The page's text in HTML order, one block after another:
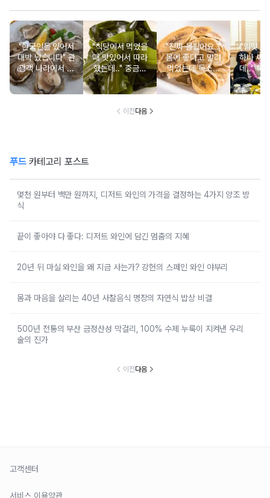
"한국인들 있어서
대박 났습니다" 관
광객 나라에서 남
녀노소 보양식처
럼 먹는 음식
"식당에서 먹었을
때 맛있어서 따라
했는데.." 중금속
싹 다 빠질 줄 몰
랐어요
"진짜 몰랐어요.."
몸에 좋다고 말려
먹었는데 독소를
먹고 있었던 의외
의 음식
"입맛 없
하나 싸
데.." 북
외로 안
건
이전다음
푸드카테고리 포스트
몇천 원부터 백만 원까지, 디저트 와인의 가격을 결정하는 4가지 양조 방
식
끝이 좋아야 다 좋다: 디저트 와인에 담긴 멈춤의 지혜
20년 뒤 마실 와인을 왜 지금 사는가? 강헌의 스페인 와인 야부리
몸과 마음을 살리는 40년 사찰음식 명장의 자연식 밥상 비결
500년 전통의 부산 금정산성 막걸리, 100% 수제 누룩이 지켜낸 우리
술의 진가
이전다음
고객센터
서비스 이용약관